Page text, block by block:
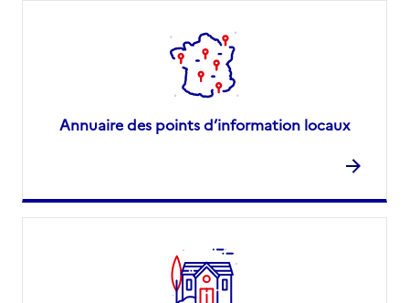
Annuaire des points d’information locaux